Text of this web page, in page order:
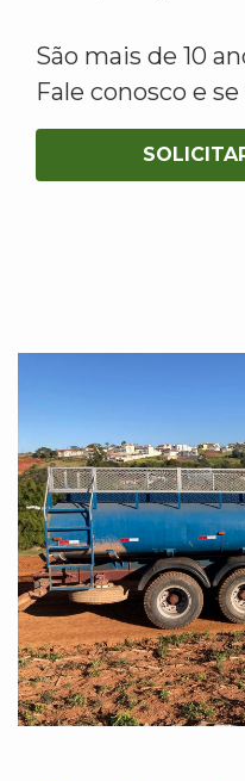
São mais de 10
Fale conosco e